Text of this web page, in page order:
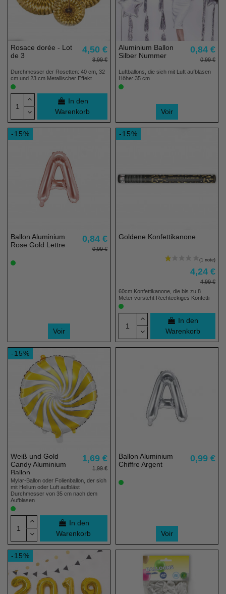
Rosace dorée - Lot
de 3
4,50 €
8,99 €
Durchmesser der Rosetten: 40 cm, 32
cm und 23 cm Metallischer Effekt
In den
Warenkorb
Aluminium Ballon
Silber Nummer
0,84 €
0,99 €
Luftballons, die sich mit Luft aufblasen
Höhe: 35 cm
Voir
-15%
Ballon Aluminium
Rose Gold Lettre
0,84 €
0,99 €
Voir
-15%
Goldene Konfettikanone
4,24 €
4,99 €
60cm Konfettikanone, die bis zu 8
Meter vorsteht Rechteckiges Konfetti
In den
Warenkorb
-15%
Weiß und Gold
Candy Aluminium
Ballon
1,69 €
1,99 €
Mylar-Ballon oder Folienballon, der sich
mit Helium oder Luft aufbläst
Durchmesser von 35 cm nach dem
Aufblasen
In den
Warenkorb
Ballon Aluminium
Chiffre Argent
0,99 €
Voir
-15%